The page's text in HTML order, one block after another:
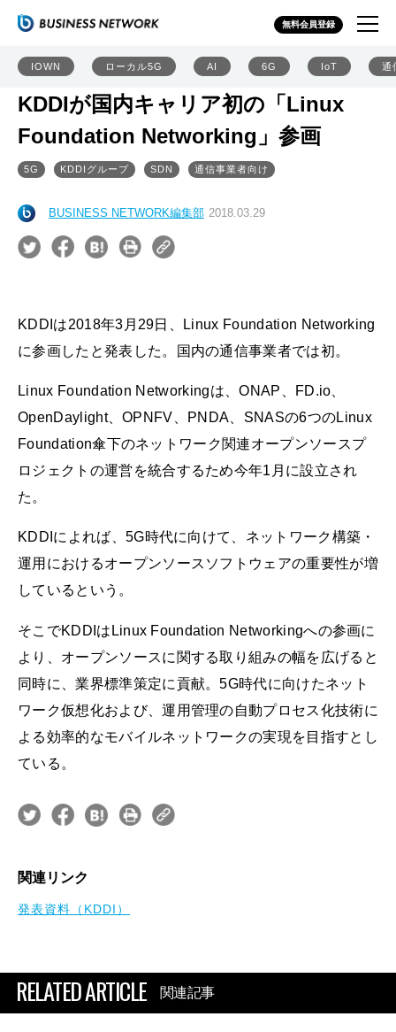
無料会員登録
IOWN ローカル5G AI 6G IoT 通
KDDIが国内キャリア初の「Linux
Foundation Networking」参画
5G KDDIグループ SDN 通信事業者向け
BUSINESS NETWORK編集部 2018.03.29
KDDIは2018年3月29日、Linux Foundation Networking
に参画したと発表した。国内の通信事業者では初。
Linux Foundation Networkingは、ONAP、FD.io、
OpenDaylight、OPNFV、PNDA、SNASの6つのLinux
Foundation傘下のネットワーク関連オープンソースプ
ロジェクトの運営を統合するため今年1月に設立され
た。
KDDIによれば、5G時代に向けて、ネットワーク構築・
運用におけるオープンソースソフトウェアの重要性が増
しているという。
そこでKDDIはLinux Foundation Networkingへの参画に
より、オープンソースに関する取り組みの幅を広げると
同時に、業界標準策定に貢献。5G時代に向けたネット
ワーク仮想化および、運用管理の自動プロセス化技術に
よる効率的なモバイルネットワークの実現を目指すとし
ている。
関連リンク
発表資料（KDDI）
RELATED ARTICLE 関連記事